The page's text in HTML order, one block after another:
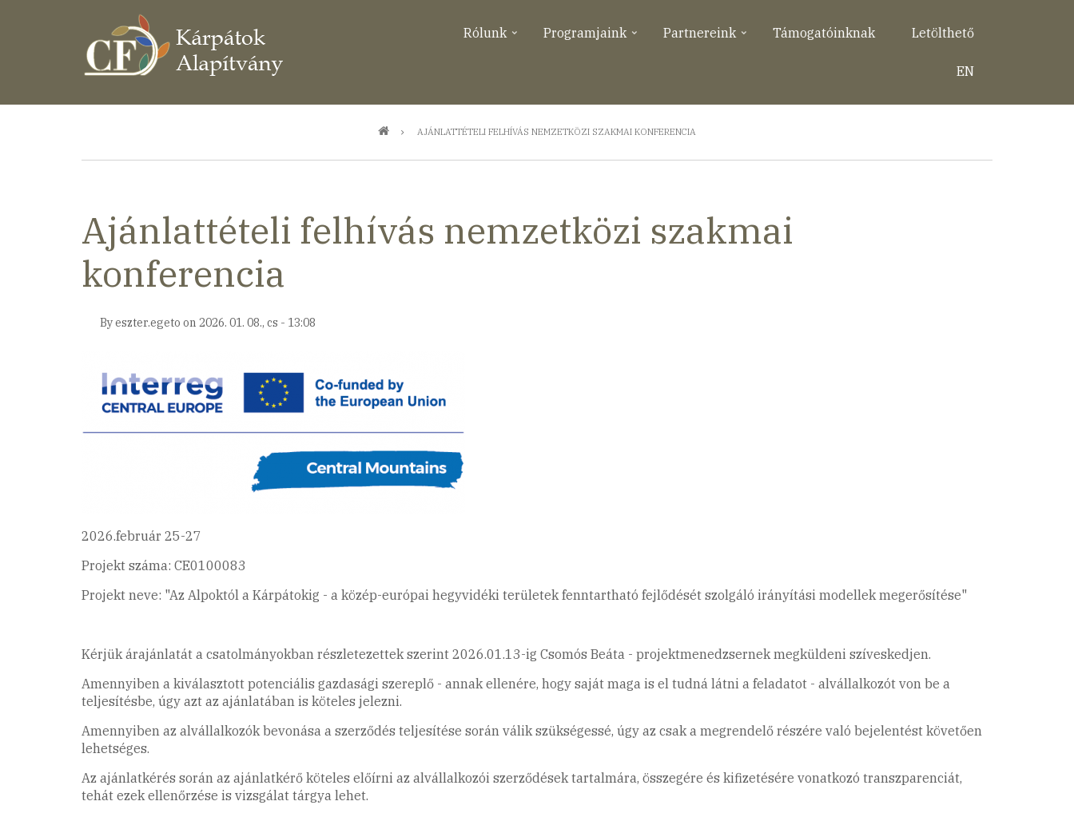
Rólunk Programjaink Partnereink Támogatóinknak Letölthető
EN
AJÁNLATTÉTELI FELHÍVÁS NEMZETKÖZI SZAKMAI KONFERENCIA
Ajánlattételi felhívás nemzetközi szakmai
konferencia
Byeszter.egeto on 2026. 01. 08., cs - 13:08
2026.február 25-27
Projekt száma: CE0100083
Projekt neve: "Az Alpoktól a Kárpátokig - a közép-európai hegyvidéki területek fenntartható fejlődését szolgáló irányítási modellek megerősítése"
Kérjük árajánlatát a csatolmányokban részletezettek szerint 2026.01.13-ig Csomós Beáta - projektmenedzsernek megküldeni szíveskedjen.
Amennyiben a kiválasztott potenciális gazdasági szereplő - annak ellenére, hogy saját maga is el tudná látni a feladatot - alvállalkozót von be a
teljesítésbe, úgy azt az ajánlatában is köteles jelezni.
Amennyiben az alvállalkozók bevonása a szerződés teljesítése során válik szükségessé, úgy az csak a megrendelő részére való bejelentést követően
lehetséges.
Az ajánlatkérés során az ajánlatkérő köteles előírni az alvállalkozói szerződések tartalmára, összegére és kifizetésére vonatkozó transzparenciát,
tehát ezek ellenőrzése is vizsgálat tárgya lehet.